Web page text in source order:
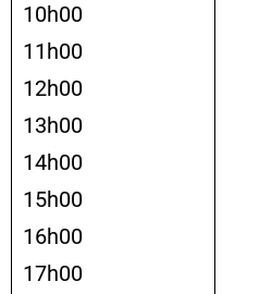
10h00
11h00
12h00
13h00
14h00
15h00
16h00
17h00